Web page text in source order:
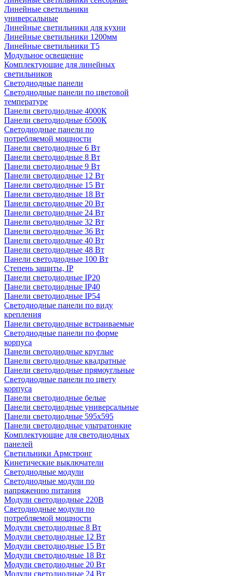
Линейные светильники
универсальные
Линейные светильники для кухни
Линейные светильники 1200мм
Линейные светильники Т5
Модульное освещение
Комплектующие для линейных
светильников
Светодиодные панели
Светодиодные панели по цветовой
температуре
Панели светодиодные 4000К
Панели светодиодные 6500К
Светодиодные панели по
потребляемой мощности
Панели светодиодные 6 Вт
Панели светодиодные 8 Вт
Панели светодиодные 9 Вт
Панели светодиодные 12 Вт
Панели светодиодные 15 Вт
Панели светодиодные 18 Вт
Панели светодиодные 20 Вт
Панели светодиодные 24 Вт
Панели светодиодные 32 Вт
Панели светодиодные 36 Вт
Панели светодиодные 40 Вт
Панели светодиодные 48 Вт
Панели светодиодные 100 Вт
Степень защиты, IP
Панели светодиодные IP20
Панели светодиодные IP40
Панели светодиодные IP54
Светодиодные панели по виду
крепления
Панели светодиодные встраиваемые
Светодиодные панели по форме
корпуса
Панели светодиодные круглые
Панели светодиодные квадратные
Панели светодиодные прямоугльные
Светодиодные панели по цвету
корпуса
Панели светодиодные белые
Панели светодиодные универсальные
Панели светодиодные 595х595
Панели светодиодные ультратонкие
Комплектующие для светодиодных
панелей
Светильники Армстронг
Кинетические выключатели
Светодиодные модули
Светодиодные модули по
напряжению питания
Модули светодиодные 220В
Светодиодные модули по
потребляемой мощности
Модули светодиодные 8 Вт
Модули светодиодные 12 Вт
Модули светодиодные 15 Вт
Модули светодиодные 18 Вт
Модули светодиодные 20 Вт
Модули светодиодные 24 Вт